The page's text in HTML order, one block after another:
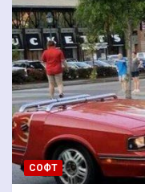
СОФТ